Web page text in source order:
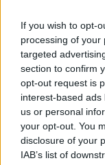
If you wish to opt-
processing of your
targeted
section to confirm
opt-out request is
interest-based
us or personal
your opt-out. You
disclosure of your
IAB’s list of
άρσης της
κατοικίας,
συνεργάτη,
που είναι και
του γραφείο
Και να βγάζω